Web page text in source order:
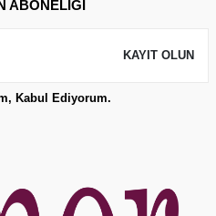
ABONELIĞI
KAYIT OLUN
Kabul Ediyorum.